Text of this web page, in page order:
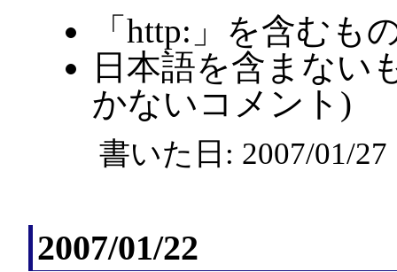
「http:」を含むも
日本語を含まない
かないコメント)
書いた日: 2007/01/
2007/01/22